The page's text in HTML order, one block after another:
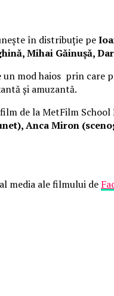
în distribuție pe
Mihai Găinușă,
un mod haios prin care
și amuzantă.
de la MetFilm
Anca Miron
media ale filmului de